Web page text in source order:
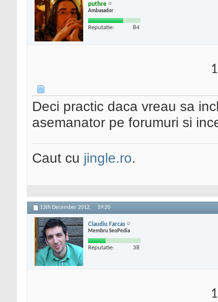
puthre
Ambasador
Reputatie: 84
Deci practic daca vreau sa
asemanator pe forumuri si
Caut cu jingle.ro.
13th December 2012, 19:20
Claudiu Farcas
Membru SeoPedia
Reputatie: 38